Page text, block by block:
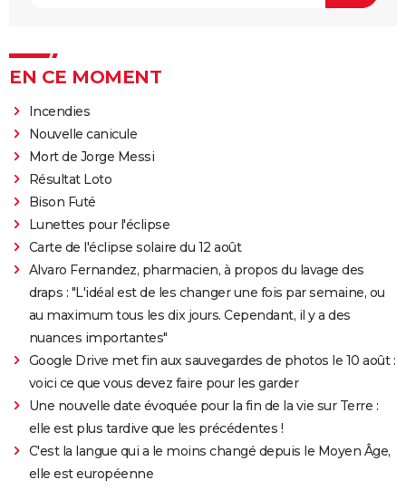
EN CE MOMENT
Incendies
Nouvelle canicule
Mort de Jorge Messi
Résultat Loto
Bison Futé
Lunettes pour l'éclipse
Carte de l'éclipse solaire du 12 août
Alvaro Fernandez, pharmacien, à propos du lavage des
draps : "L'idéal est de les changer une fois par semaine, ou
au maximum tous les dix jours. Cependant, il y a des
nuances importantes"
Google Drive met fin aux sauvegardes de photos le 10 août :
voici ce que vous devez faire pour les garder
Une nouvelle date évoquée pour la fin de la vie sur Terre :
elle est plus tardive que les précédentes !
C'est la langue qui a le moins changé depuis le Moyen Âge,
elle est européenne